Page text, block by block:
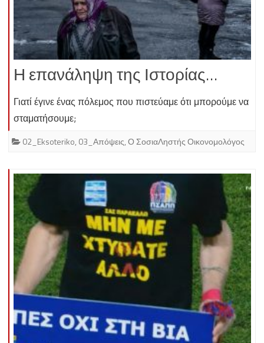
Η επανάληψη της Ιστορίας…
Γιατί έγινε ένας πόλεμος που πιστεύαμε ότι μπορούμε να
σταματήσουμε;
02_Eksoteriko, 03_Απόψεις,Ο ΣοσιαΛηστής Οικονομολόγος